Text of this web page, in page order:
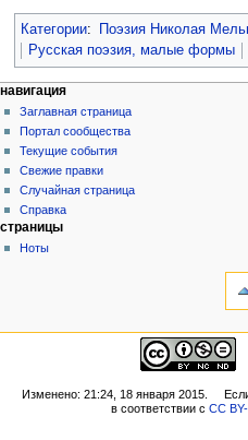
Категории:
Поэзия Николая
Русская поэзия, малые формы
навигация
Заглавная страница
Портал сообщества
Текущие события
Свежие правки
Случайная страница
Справка
страницы
Ноты
Изменено: 21:24, 18 января 2015.
в соответствии с CC